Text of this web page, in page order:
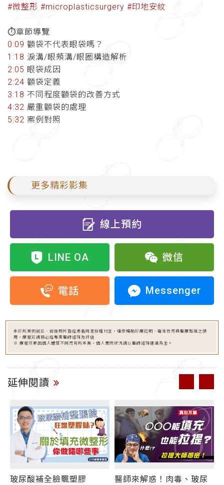
#微整形 #microplasticsurgery #印地安紋
⏱️章節導覽
0:09 顴袋不代表眼袋嗎？
1:18 淚溝/眼頰溝/眼圈構造解析
2:05 眼袋成因
2:24 顴袋定義
3:18 不同程度顴袋的改善方式
4:32 嚴重顴袋的處理
5:32 案例對照
更多精彩影集
線上預約
LINE OA 微信
電話 Messenger
本診所案例術前、術後照片皆經患者同意授權刊登，僅作輔助診療說明、衛生教育與醫療知識之使
用，療程前請務必經專業醫師諮詢及評估
※ 療程效果因個人體質不同而有所差異，個人實際狀況請以醫師諮詢建議為主。
延伸閱讀
玻尿酸補全臉飄塑膠
醫師來解惑！肉毒、玻尿